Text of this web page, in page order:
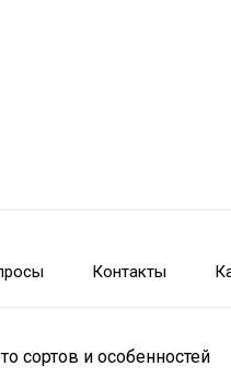
Контакты
сортов и особенностей